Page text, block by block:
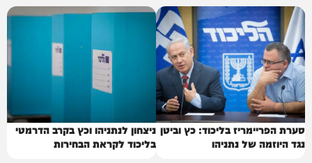
סערת הפריימריז בליכוד: כץ וביטן
נגד היוזמה של נתניהו
ניצחון לנתניהו וכץ בקרב הדרמטי
בליכוד לקראת הבחירות